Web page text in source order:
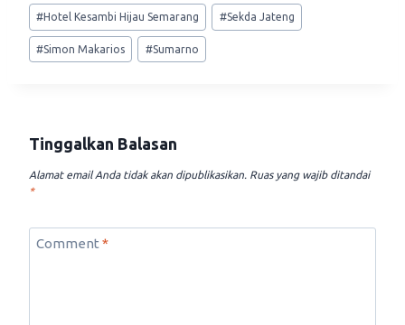
#Hotel Kesambi Hijau Semarang #Sekda Jateng
#Simon Makarios #Sumarno
Tinggalkan Balasan
Alamat email Anda tidak akan dipublikasikan. Ruas yang wajib ditandai
*
Comment *